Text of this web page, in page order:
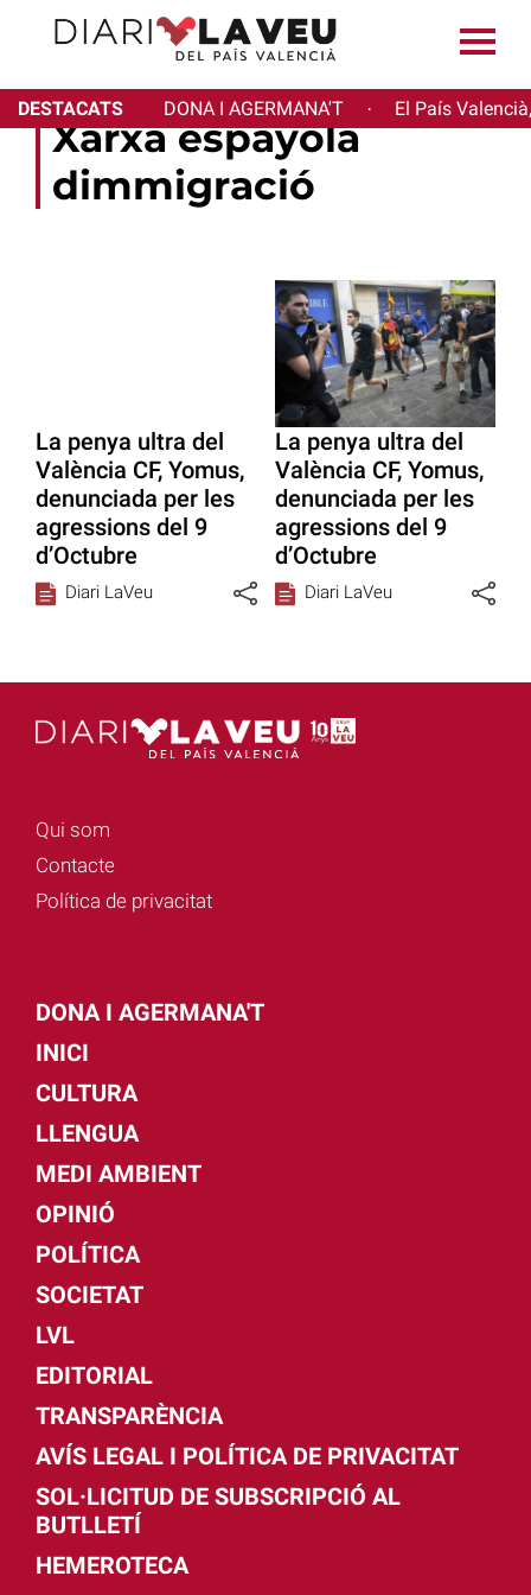
DESTACATS DONA I AGERMANA'T · El País
Xarxa espayola
dimmigració
La penya ultra del
València CF, Yomus,
denunciada per les
agressions del 9
d’Octubre
Diari LaVeu
La penya ultra del
València CF, Yomus,
denunciada per les
agressions del 9
d’Octubre
Diari LaVeu
Qui som
Contacte
Política de privacitat
DONA I AGERMANA'T
INICI
CULTURA
LLENGUA
MEDI AMBIENT
OPINIÓ
POLÍTICA
SOCIETAT
LVL
EDITORIAL
TRANSPARÈNCIA
AVÍS LEGAL I POLÍTICA DE PRIVACITAT
SOL·LICITUD DE SUBSCRIPCIÓ AL
BUTLLETÍ
HEMEROTECA